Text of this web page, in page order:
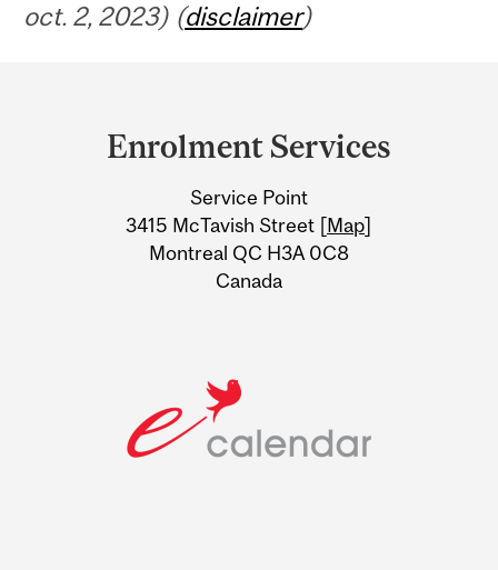
oct. 2, 2023) (disclaimer)
Information
Enrolment Services
Service Point
3415 McTavish Street [Map]
Montreal QC H3A 0C8
Canada